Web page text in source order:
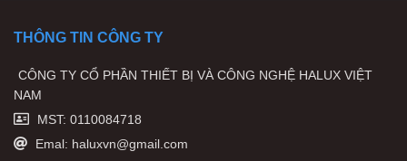
THÔNG TIN CÔNG TY
CÔNG TY CỔ PHẦN THIẾT BỊ VÀ CÔNG NGHỆ HALUX VIỆT
NAM
MST: 0110084718
Emal: haluxvn@gmail.com